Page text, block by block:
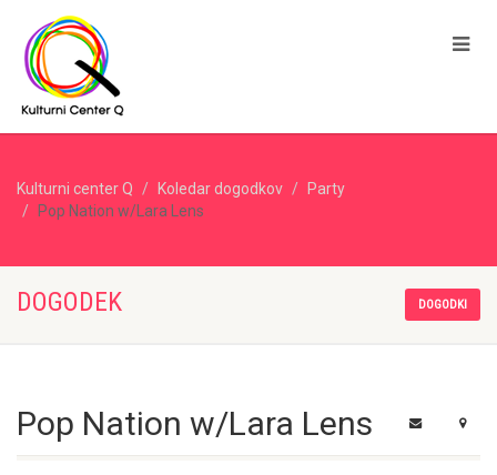
Kulturni center Q Koledar dogodkov
Party
Pop Nation w/Lara Lens
DOGODEK DOGODKI
Pop Nation w/Lara Lens